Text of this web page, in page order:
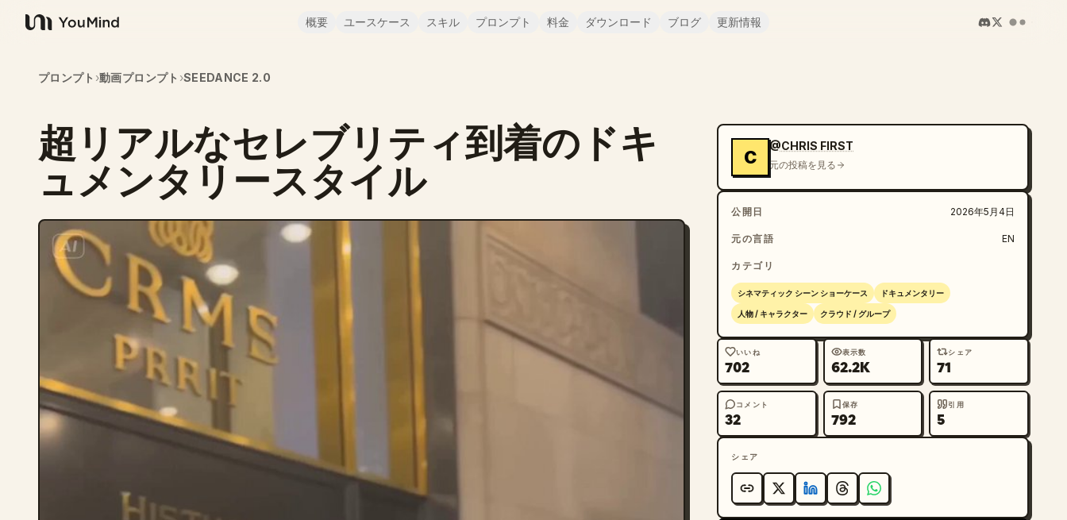
YouMind
概要 ユースケース スキル プロンプト 料金 ダウンロード ブログ 更新情報
プロンプト ›動画プロンプト ›SEEDANCE 2.0
超リアルなセレブリティ到着のドキ
ュメンタリースタイル C
@CHRIS FIRST
元の投稿を見る
公開日 2026年5月4日
元の言語 EN
カテゴリ
シネマティック シーン ショーケース ドキュメンタリー
人物 / キャラクター クラウド / グループ
いいね
702
表示数
62.2K
シェア
71
コメント
32
保存
792
引用
5
シェア